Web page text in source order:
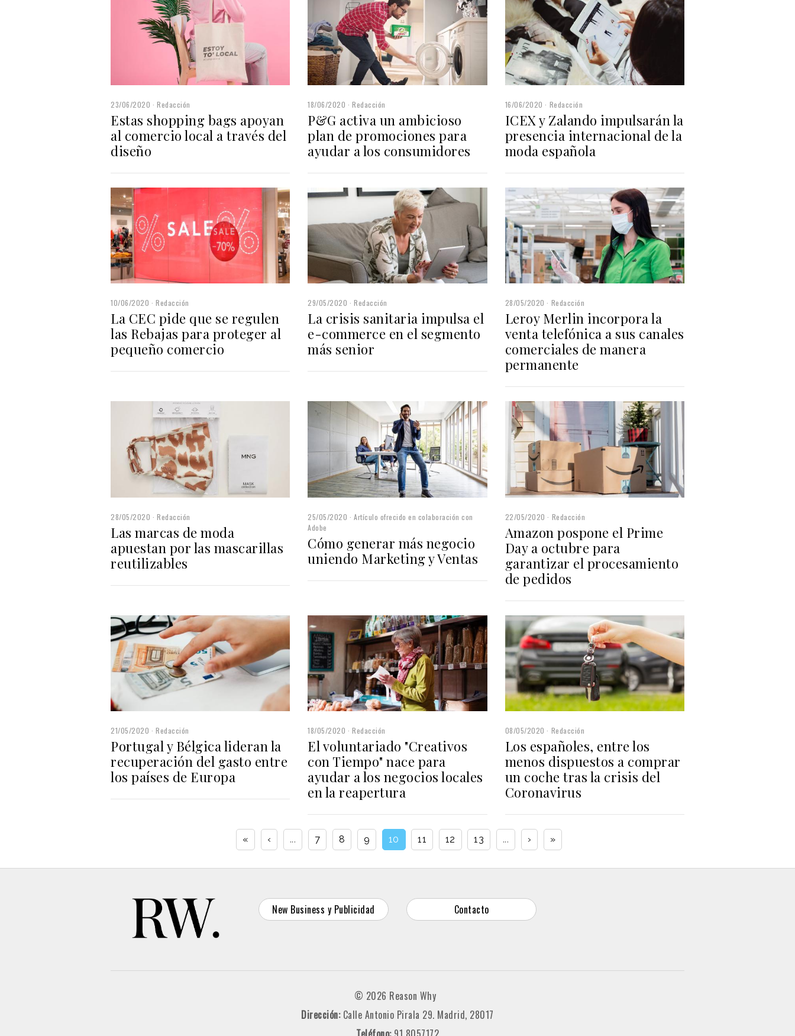
23/06/2020 Redacción
Estas shopping bags apoyan
al comercio local a través del
diseño
18/06/2020 Redacción
P&G activa un ambicioso
plan de promociones para
ayudar a los consumidores
16/06/2020 Redacción
ICEX y Zalando impulsarán la
presencia internacional de la
moda española
10/06/2020 Redacción
La CEC pide que se regulen
las Rebajas para proteger al
pequeño comercio
29/05/2020 Redacción
La crisis sanitaria impulsa el
e-commerce en el segmento
más senior
28/05/2020 Redacción
Leroy Merlin incorpora la
venta telefónica a sus canales
comerciales de manera
permanente
28/05/2020 Redacción
Las marcas de moda
apuestan por las mascarillas
reutilizables
25/05/2020
Artículo ofrecido en colaboración con
Adobe
Cómo generar más negocio
uniendo Marketing y Ventas
22/05/2020 Redacción
Amazon pospone el Prime
Day a octubre para
garantizar el procesamiento
de pedidos
21/05/2020 Redacción
Portugal y Bélgica lideran la
recuperación del gasto entre
los países de Europa
18/05/2020 Redacción
El voluntariado "Creativos
con Tiempo" nace para
ayudar a los negocios locales
en la reapertura
08/05/2020 Redacción
Los españoles, entre los
menos dispuestos a comprar
un coche tras la crisis del
Coronavirus
« ‹ ... 7 8 9 10 11 12 13 ... › »
New Business y Publicidad Contacto
© 2026 Reason Why
Dirección: Calle Antonio Pirala 29. Madrid, 28017